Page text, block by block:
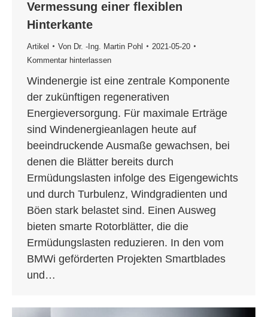
Vermessung einer flexiblen
Hinterkante
Artikel Von Dr. -Ing. Martin Pohl
2021-05-20
Kommentar hinterlassen
Windenergie ist eine zentrale Komponente
der zukünftigen regenerativen
Energieversorgung. Für maximale Erträge
sind Windenergieanlagen heute auf
beeindruckende Ausmaße gewachsen, bei
denen die Blätter bereits durch
Ermüdungslasten infolge des Eigengewichts
und durch Turbulenz, Windgradienten und
Böen stark belastet sind. Einen Ausweg
bieten smarte Rotorblätter, die die
Ermüdungslasten reduzieren. In den vom
BMWi geförderten Projekten Smartblades
und…